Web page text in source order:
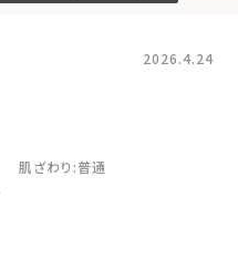
2026.4.24
肌ざわり :普通